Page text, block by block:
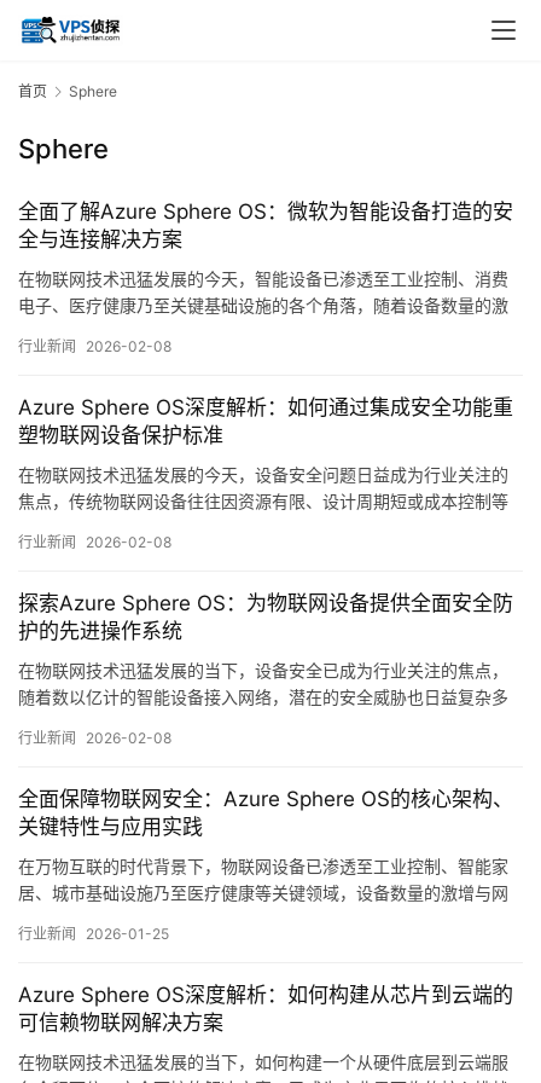
首页 Sphere
Sphere
全面了解Azure Sphere OS：微软为智能设备打造的安
全与连接解决方案
在物联网技术迅猛发展的今天，智能设备已渗透至工业控制、消费
电子、医疗健康乃至关键基础设施的各个角落，随着设备数量的激
在设计与部署时对安全性考虑不足，加之生命周期管理困难，使得
AzureSphereOS，旨在为联网的微控制器…。
行业新闻 2026-02-08
Azure Sphere OS深度解析：如何通过集成安全功能重
塑物联网设备保护标准
在物联网技术迅猛发展的今天，设备安全问题日益成为行业关注的
焦点，传统物联网设备往往因资源有限、设计周期短或成本控制等
微软推出的AzureSphereOS，正是针对这一痛点所提出的一套综合
的完整安全体系，旨在为物联网设备提…。
行业新闻 2026-02-08
探索Azure Sphere OS：为物联网设备提供全面安全防
护的先进操作系统
在物联网技术迅猛发展的当下，设备安全已成为行业关注的焦点，
随着数以亿计的智能设备接入网络，潜在的安全威胁也日益复杂多
置，导致许多物联网设备暴露于各种网络攻击之下，正是在这样的
制器设备提供一个从芯片到云端的全方…。
行业新闻 2026-02-08
全面保障物联网安全：Azure Sphere OS的核心架构、
关键特性与应用实践
在万物互联的时代背景下，物联网设备已渗透至工业控制、智能家
居、城市基础设施乃至医疗健康等关键领域，设备数量的激增与网
延，传统嵌入式系统往往在资源受限与成本压力下，难以兼顾复杂
制的风险之中，面对这一严峻挑战，微软推出的Azu…。
行业新闻 2026-01-25
Azure Sphere OS深度解析：如何构建从芯片到云端的
可信赖物联网解决方案
在物联网技术迅猛发展的当下，如何构建一个从硬件底层到云端服